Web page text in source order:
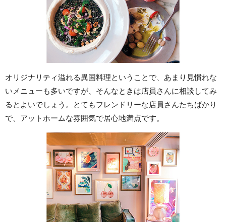
オリジナリティ溢れる異国料理ということで、あまり見慣れな
いメニューも多いですが、そんなときは店員さんに相談してみ
るとよいでしょう。とてもフレンドリーな店員さんたちばかり
で、アットホームな雰囲気で居心地満点です。